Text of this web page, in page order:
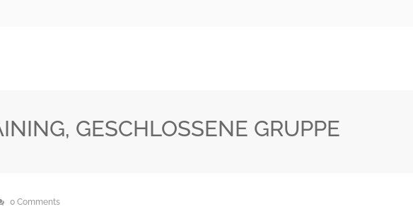
GESCHLOSSENE GRUPPE
0 Comments